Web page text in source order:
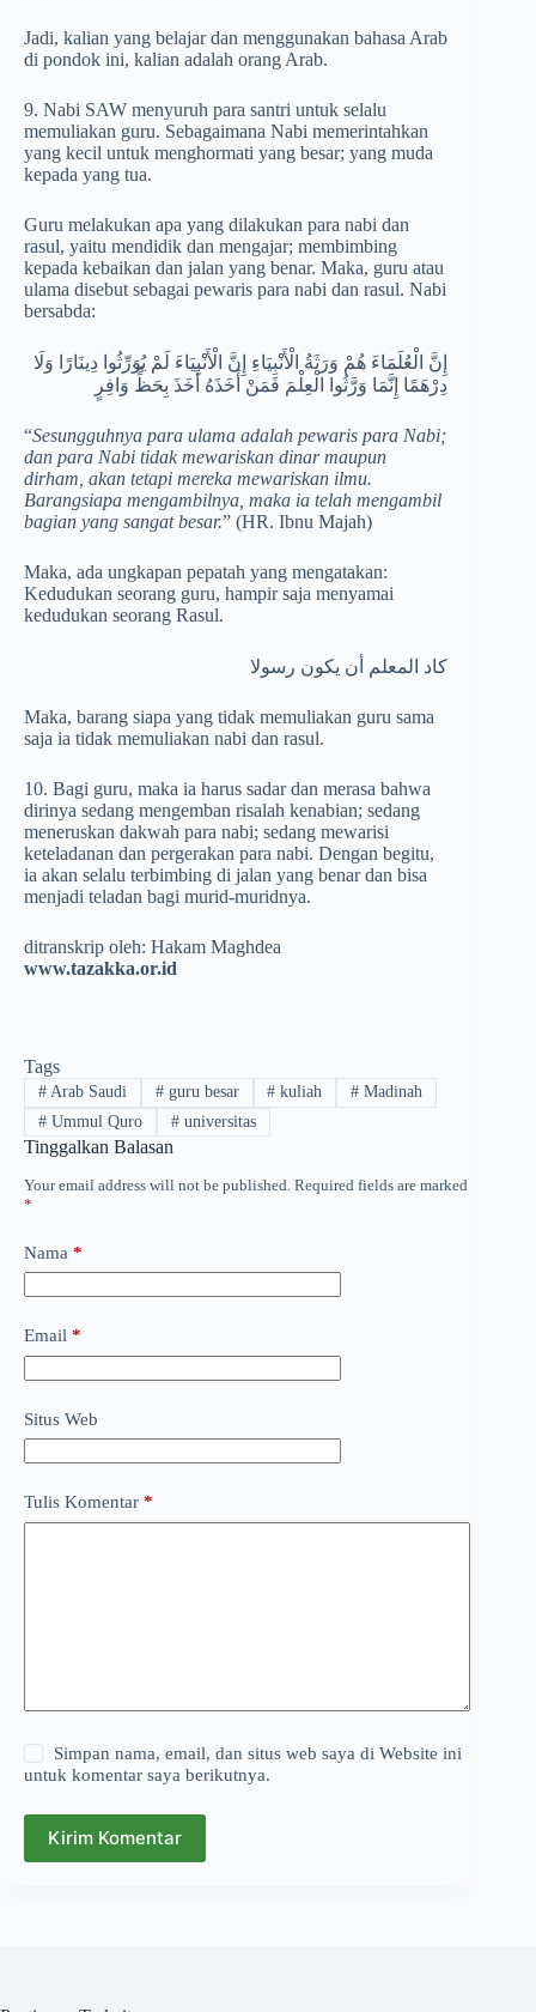
Jadi, kalian yang belajar dan menggunakan bahasa Arab
di pondok ini, kalian adalah orang Arab.
9. Nabi SAW menyuruh para santri untuk selalu
memuliakan guru. Sebagaimana Nabi memerintahkan
yang kecil untuk menghormati yang besar; yang muda
kepada yang tua.
Guru melakukan apa yang dilakukan para nabi dan
rasul, yaitu mendidik dan mengajar; membimbing
kepada kebaikan dan jalan yang benar. Maka, guru atau
ulama disebut sebagai pewaris para nabi dan rasul. Nabi
bersabda:
إِنَّ الْعُلَمَاءَ هُمْ وَرَثَةُ الْأَنْبِيَاءِ إِنَّ الْأَنْبِيَاءَ لَمْ يُوَرِّثُوا دِينَارًا وَلَا
دِرْهَمًا إِنَّمَا وَرَّثُوا الْعِلْمَ فَمَنْ أَخَذَهُ أَخَذَ بِحَظٍّ وَافِرٍ
“Sesungguhnya para ulama adalah pewaris para Nabi;
dan para Nabi tidak mewariskan dinar maupun
dirham, akan tetapi mereka mewariskan ilmu.
Barangsiapa mengambilnya, maka ia telah mengambil
bagian yang sangat besar.” (HR. Ibnu Majah)
Maka, ada ungkapan pepatah yang mengatakan:
Kedudukan seorang guru, hampir saja menyamai
kedudukan seorang Rasul.
كاد المعلم أن يكون رسولا
Maka, barang siapa yang tidak memuliakan guru sama
saja ia tidak memuliakan nabi dan rasul.
10. Bagi guru, maka ia harus sadar dan merasa bahwa
dirinya sedang mengemban risalah kenabian; sedang
meneruskan dakwah para nabi; sedang mewarisi
keteladanan dan pergerakan para nabi. Dengan begitu,
ia akan selalu terbimbing di jalan yang benar dan bisa
menjadi teladan bagi murid-muridnya.
ditranskrip oleh: Hakam Maghdea
www.tazakka.or.id
Tags
#Arab Saudi #guru besar # kuliah # Madinah
#Ummul Quro #universitas
Tinggalkan Balasan
Your email address will not be published. Required fields are marked
*
Nama *
Email *
Situs Web
Tulis Komentar *
Simpan nama, email, dan situs web saya di Website ini
untuk komentar saya berikutnya.
Kirim Komentar